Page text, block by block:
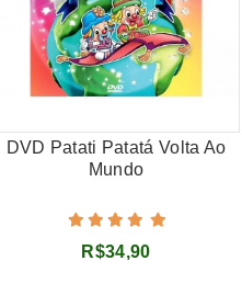
DVD Patati Patatá Volta Ao
Mundo
R$34,90